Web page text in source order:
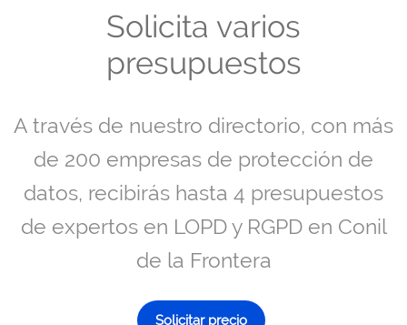
Solicita varios
presupuestos
A través de nuestro directorio, con más
de 200 empresas de protección de
datos, recibirás hasta 4 presupuestos
de expertos en LOPD y RGPD en Conil
de la Frontera
Solicitar precio